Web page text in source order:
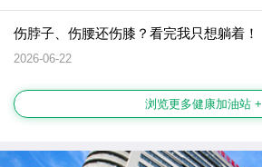
伤脖子、伤腰还伤膝？看完我只想躺着！
2026-06-22
浏览更多健康加油站 +